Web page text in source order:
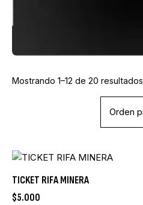
Mostrando 1–12 de 20 resultados
TICKET RIFA MINERA
$5.000